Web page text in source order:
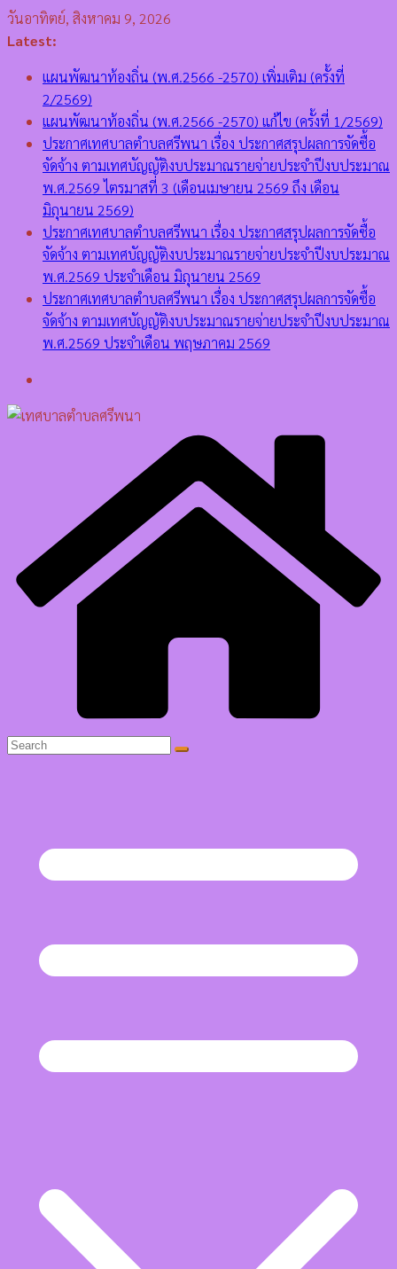
Skip
to
วันอาทิตย์, สิงหาคม 9, 2026
Latest:
แผนพัฒนาท้องถิ่น (พ.ศ.2566 -2570) เพิ่มเติม (ครั้งที่
2/2569)
แผนพัฒนาท้องถิ่น (พ.ศ.2566 -2570) แก้ไข (ครั้งที่ 1/2569)
ประกาศเทศบาลตำบลศรีพนา เรื่อง ประกาศสรุปผลการจัดซื้อ
จัดจ้าง ตามเทศบัญญัติงบประมาณรายจ่ายประจำปีงบประมาณ
พ.ศ.2569 ไตรมาสที่ 3 (เดือนเมษายน 2569 ถึง เดือน
มิถุนายน 2569)
ประกาศเทศบาลตำบลศรีพนา เรื่อง ประกาศสรุปผลการจัดซื้อ
จัดจ้าง ตามเทศบัญญัติงบประมาณรายจ่ายประจำปีงบประมาณ
พ.ศ.2569 ประจำเดือน มิถุนายน 2569
ประกาศเทศบาลตำบลศรีพนา เรื่อง ประกาศสรุปผลการจัดซื้อ
จัดจ้าง ตามเทศบัญญัติงบประมาณรายจ่ายประจำปีงบประมาณ
พ.ศ.2569 ประจำเดือน พฤษภาคม 2569